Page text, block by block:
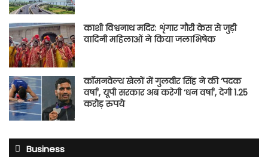
काशी विश्वनाथ मदिर: शृंगार गौरी केस से जुड़ी
वादिनी महिलाओं ने किया जलाभिषेक
कॉमनवेल्थ खेलों में गुलवीर सिंह ने की ‘पदक
वर्षा’, यूपी सरकार अब करेगी ‘धन वर्षा’, देगी 1.25
करोड़ रुपये
Business